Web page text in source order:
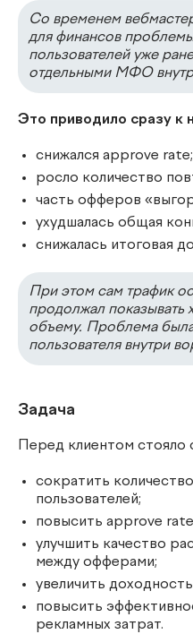
Со временем
для финансов
пользователей уже
отдельными МФО
Это приводило сразу к
снижался approve rate;
росло количество
часть офферов
ухудшалась общая
снижалась итоговая
При этом сам трафик
продолжал показывать
объему. Проблема
пользователя внутри
Задача
Перед клиентом стояло
сократить
пользователей;
повысить approve
улучшить качество
между офферами;
увеличить
повысить
рекламных затрат.